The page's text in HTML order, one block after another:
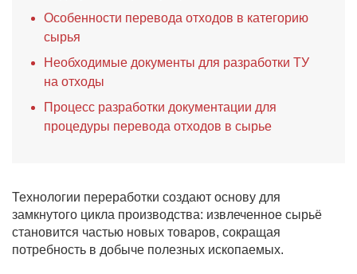
Особенности перевода отходов в категорию
сырья
Необходимые документы для разработки ТУ
на отходы
Процесс разработки документации для
процедуры перевода отходов в сырье
Технологии переработки создают основу для
замкнутого цикла производства: извлеченное сырьё
становится частью новых товаров, сокращая
потребность в добыче полезных ископаемых.